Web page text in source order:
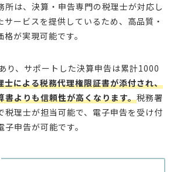
所は、決算・申告専門の税理士が対応し
サービスを提供しているため、高品質・
が実現可能です。
り、サポートした決算申告は累計1000
士による税務代理権限証書が添付され、
書よりも信頼性が高くなります。税務署
税理士が担当可能で、電子申告を受け付
申告が可能です。